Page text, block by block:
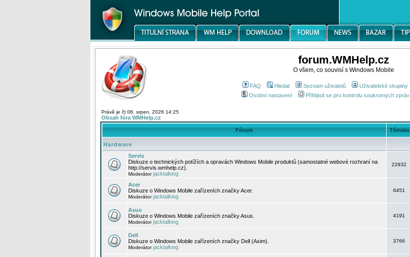
forum.WMHelp.cz
O všem, co souvisí s Windows Mobile
FAQ Hledat Seznam uživatelů Uživatelské skupiny
Osobní nastavení
Přihlásit se pro kontrolu soukromých zpráv
Právě je čt 06. srpen, 2026 14:25
Obsah fóra WMHelp.cz
Fórum Témata
Hardware
Servis
Diskuze o technických potížích a opravách Windows Mobile produktů (samostatné webové rozhraní na
http://servis.wmhelp.cz).
Moderátorjacktalking
22932
Acer
Diskuze o Windows Mobile zařízeních značky Acer.
Moderátorjacktalking
6451
Asus
Diskuze o Windows Mobile zařízeních značky Asus.
Moderátorjacktalking
4191
Dell
Diskuze o Windows Mobile zařízeních značky Dell (Axim).
Moderátorjacktalking
3766